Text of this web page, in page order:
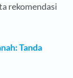
rekomendasi
Tanda